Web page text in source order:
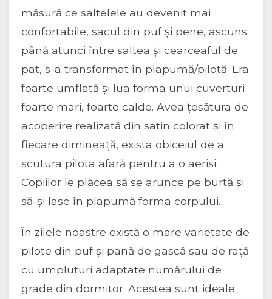
măsură ce saltelele au devenit mai
confortabile, sacul din puf și pene, ascuns
până atunci între saltea și cearceaful de
pat, s-a transformat în plapumă/pilotă. Era
foarte umflată și lua forma unui cuverturi
foarte mari, foarte calde. Avea țesătura de
acoperire realizată din satin colorat și în
fiecare dimineață, exista obiceiul de a
scutura pilota afară pentru a o aerisi.
Copiilor le plăcea să se arunce pe burtă și
să-și lase în plapumă forma corpului.
În zilele noastre există o mare varietate de
pilote din puf și pană de gască sau de rață
cu umpluturi adaptate numărului de
grade din dormitor. Acestea sunt ideale